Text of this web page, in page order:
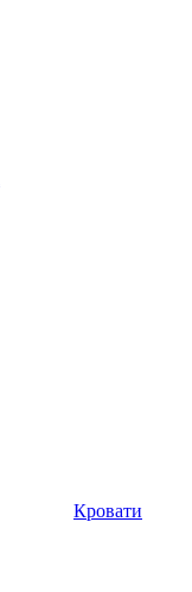
Кровати